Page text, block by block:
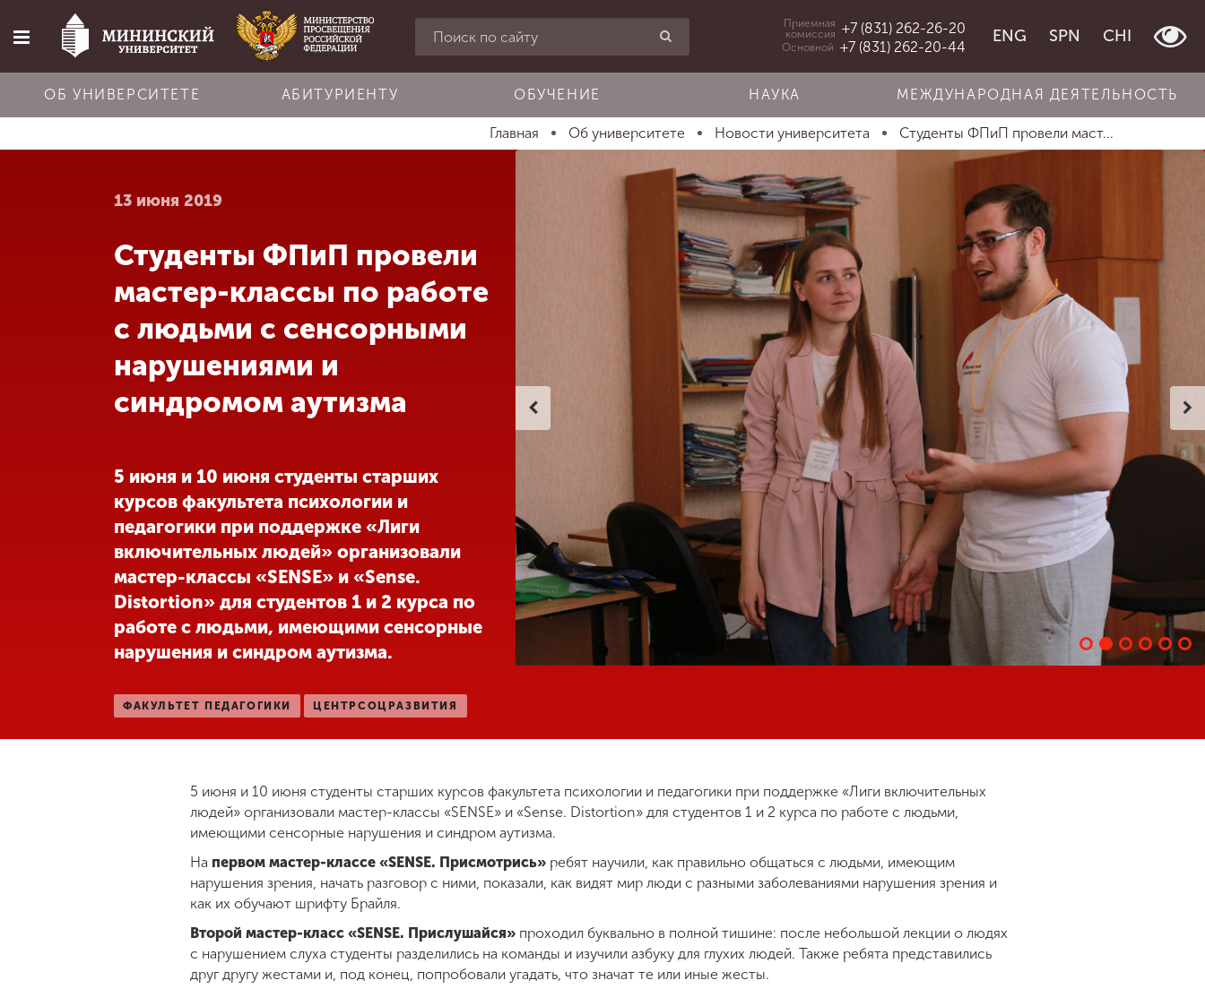
Главная
Об университете
Абитуриенту
Обучение
Другие виды
деятельности
Студенческая
Сведения об
организации
Приемная
комиссия +7 (831) 262-26-20
Основной +7 (831) 262-20-44
ENG SPN CHI
ОБ УНИВЕРСИТЕТЕ АБИТУРИЕНТУ ОБУЧЕНИЕ НАУКА МЕЖДУНАРОДНАЯ ДЕЯТЕЛЬНОСТЬ
Главная Об университете Новости университета Студенты ФПиП провели маст...
13 июня 2019
Студенты ФПиП провели
мастер-классы по работе
с людьми с сенсорными
нарушениями и
синдромом аутизма
5 июня и 10 июня студенты старших
курсов факультета психологии и
педагогики при поддержке «Лиги
включительных людей» организовали
мастер-классы «SENSE» и «Sense.
Distortion» для студентов 1 и 2 курса по
работе с людьми, имеющими сенсорные
нарушения и синдром аутизма.
ФАКУЛЬТЕТ ПЕДАГОГИКИ ЦЕНТРСОЦРАЗВИТИЯ
5 июня и 10 июня студенты старших курсов факультета психологии и педагогики при поддержке «Лиги включительных
людей» организовали мастер-классы «SENSE» и «Sense. Distortion» для студентов 1 и 2 курса по работе с людьми,
имеющими сенсорные нарушения и синдром аутизма.
На первом мастер-классе «SENSE. Присмотрись» ребят научили, как правильно общаться с людьми, имеющим
нарушения зрения, начать разговор с ними, показали, как видят мир люди с разными заболеваниями нарушения зрения и
как их обучают шрифту Брайля.
Второй мастер-класс «SENSE. Прислушайся» проходил буквально в полной тишине: после небольшой лекции о людях
с нарушением слуха студенты разделились на команды и изучили азбуку для глухих людей. Также ребята представились
друг другу жестами и, под конец, попробовали угадать, что значат те или иные жесты.